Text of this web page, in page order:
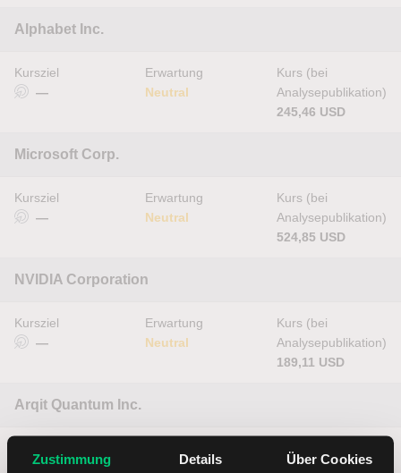
Zustimmung Details Über Cookies
Alphabet Inc.
Kursziel
—
Erwartung
Neutral
Kurs (bei
Analysepublikation)
245,46 USD
Microsoft Corp.
Kursziel
—
Erwartung
Neutral
Kurs (bei
Analysepublikation)
524,85 USD
NVIDIA Corporation
Kursziel
—
Erwartung
Neutral
Kurs (bei
Analysepublikation)
189,11 USD
Arqit Quantum Inc.
—
Neutral
Analysepublikation)